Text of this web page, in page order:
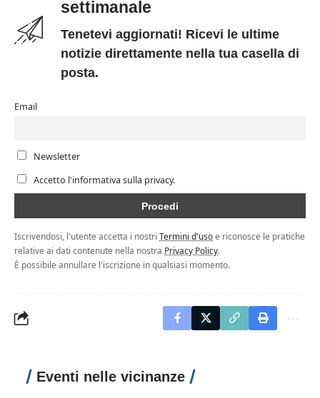
settimanale
Tenetevi aggiornati! Ricevi le ultime
notizie direttamente nella tua casella di
posta.
Email
Newsletter
Accetto l'informativa sulla privacy.
Iscrivendosi, l'utente accetta i nostri Termini d'usoe riconosce le pratiche
relative ai dati contenute nella nostra Privacy Policy.
È possibile annullare l'iscrizione in qualsiasi momento.
Eventi nelle vicinanze